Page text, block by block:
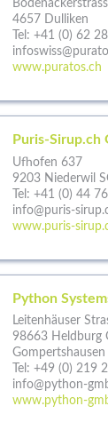
4657 Dulliken
Tel: +41 (0) 62
www.puratos.ch
Puris-Sirup.ch
Ufhofen 637
9203 Niederwil
Tel: +41 (0) 44
info@puris-
www.puris-
Python
Leitenhäuser
98663 Heldburg
Gompertshausen
Tel: +49 (0) 219
info@python-
www.python-